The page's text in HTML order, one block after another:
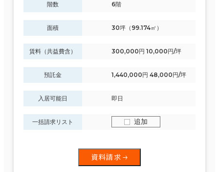
階数 6階
面積 30坪（99.174㎡）
賃料（共益費含） 300,000円 10,000円/坪
預託金 1,440,000円 48,000円/坪
入居可能日 即日
一括請求リスト 追加
資料請求